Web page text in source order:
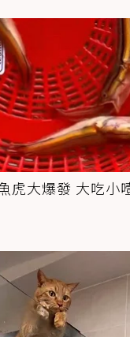
虎大爆發 大吃小